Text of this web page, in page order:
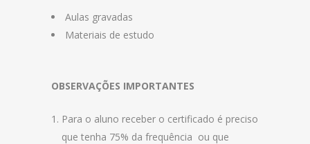
Aulas gravadas
Materiais de estudo
OBSERVAÇÕES IMPORTANTES
Para o aluno receber o certificado é preciso
que tenha 75% da frequência ou que